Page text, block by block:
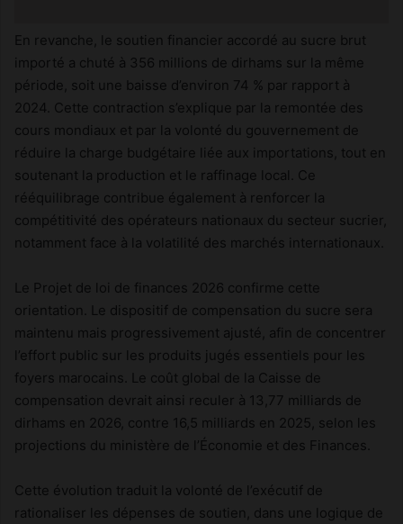
En revanche, le soutien financier accordé au sucre brut
importé a chuté à 356 millions de dirhams sur la même
période, soit une baisse d’environ 74 % par rapport à
2024. Cette contraction s’explique par la remontée des
cours mondiaux et par la volonté du gouvernement de
réduire la charge budgétaire liée aux importations, tout en
soutenant la production et le raffinage local. Ce
rééquilibrage contribue également à renforcer la
compétitivité des opérateurs nationaux du secteur sucrier,
notamment face à la volatilité des marchés internationaux.
Le Projet de loi de finances 2026 confirme cette
orientation. Le dispositif de compensation du sucre sera
maintenu mais progressivement ajusté, afin de concentrer
l’effort public sur les produits jugés essentiels pour les
foyers marocains. Le coût global de la Caisse de
compensation devrait ainsi reculer à 13,77 milliards de
dirhams en 2026, contre 16,5 milliards en 2025, selon les
projections du ministère de l’Économie et des Finances.
Cette évolution traduit la volonté de l’exécutif de
rationaliser les dépenses de soutien, dans une logique de